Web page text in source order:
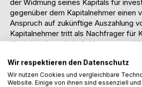
der Widmung seines Kapitals für
gegenüber dem Kapitalnehmer einen
Anspruch auf zukünftige Auszahlung
Kapitalnehmer tritt als Nachfrager für
Kapitalmarkt und als Anbieter von
Auszahlungsansprüchen auf. Der
des Kapitalmarktes. Auf dem
Unternehmensanteile (Aktien)
Wir respektieren den Datenschutz
Wir nutzen Cookies und vergleichbare
Website. Einige von ihnen sind essenziell